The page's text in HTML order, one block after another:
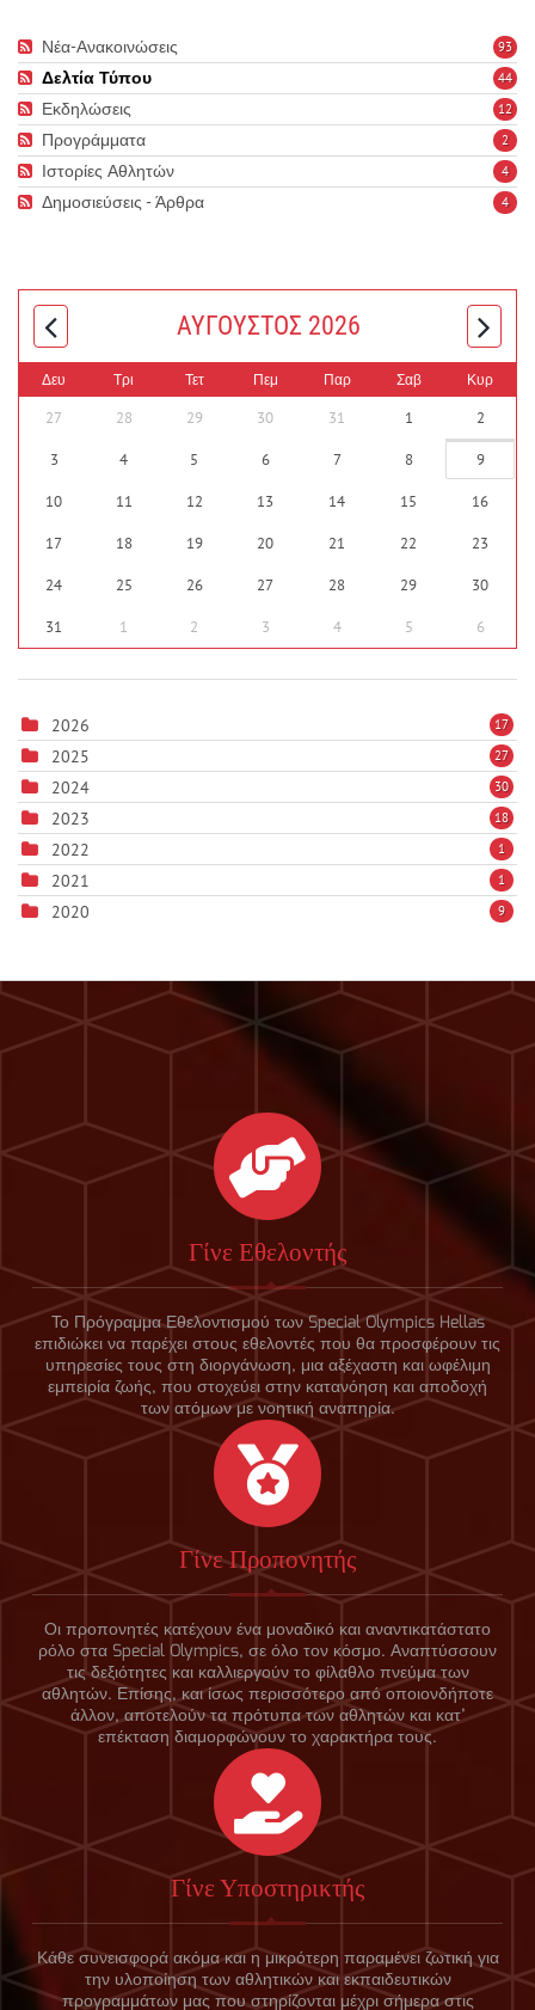
93
Νέα-Ανακοινώσεις
44
Δελτία Τύπου
12
Εκδηλώσεις
2
Προγράμματα
4
Ιστορίες Αθλητών
4
Δημοσιεύσεις - Άρθρα
ΑΎΓΟΥΣΤΟΣ 2026
Δευ Τρι Τετ Πεμ Παρ Σαβ Κυρ
27 28 29 30 31 1 2
3 4 5 6 7 8 9
10 11 12 13 14 15 16
17 18 19 20 21 22 23
24 25 26 27 28 29 30
31 1 2 3 4 5 6
2026 17
2025 27
2024 30
2023 18
2022 1
2021 1
2020 9
Γίνε Εθελοντής
Το Πρόγραμμα Εθελοντισμού των Special Olympics Hellas
επιδιώκει να παρέχει στους εθελοντές που θα προσφέρουν τις
υπηρεσίες τους στη διοργάνωση, μια αξέχαστη και ωφέλιμη
εμπειρία ζωής, που στοχεύει στην κατανόηση και αποδοχή
των ατόμων με νοητική αναπηρία.
Γίνε Προπονητής
Οι προπονητές κατέχουν ένα μοναδικό και αναντικατάστατο
ρόλο στα Special Olympics, σε όλο τον κόσμο. Αναπτύσσουν
τις δεξιότητες και καλλιεργούν το φίλαθλο πνεύμα των
αθλητών. Επίσης, και ίσως περισσότερο από οποιονδήποτε
άλλον, αποτελούν τα πρότυπα των αθλητών και κατ’
επέκταση διαμορφώνουν το χαρακτήρα τους.
Γίνε Υποστηρικτής
Κάθε συνεισφορά ακόμα και η μικρότερη παραμένει ζωτική για
την υλοποίηση των αθλητικών και εκπαιδευτικών
προγραμμάτων μας που στηρίζονται μέχρι σήμερα στις